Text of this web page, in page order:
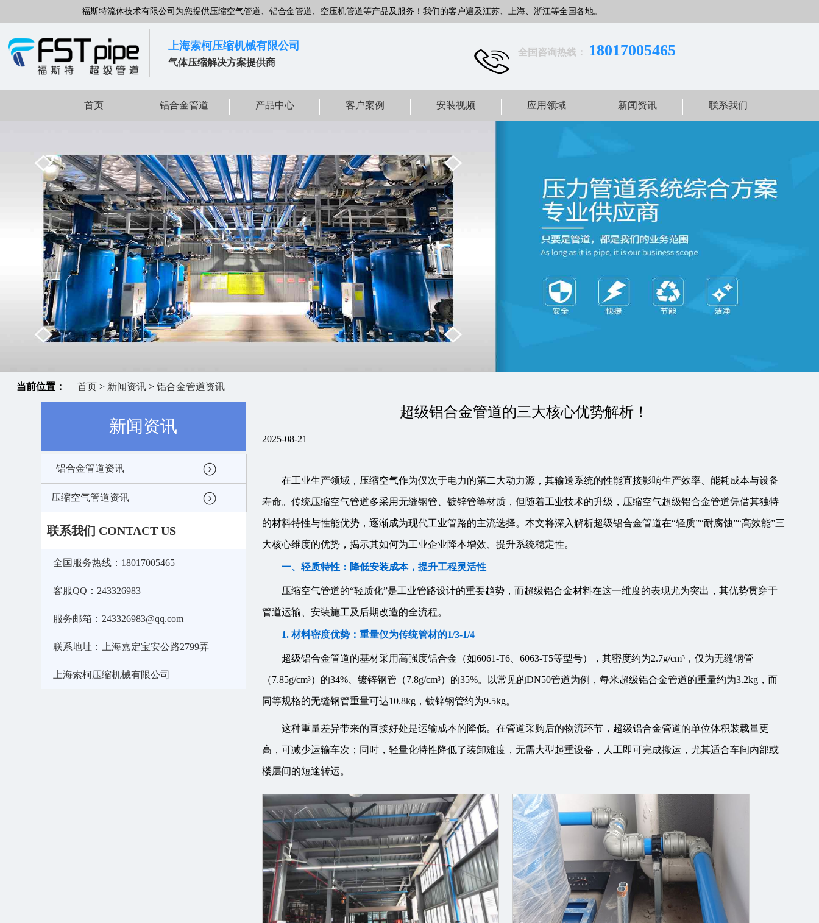
福斯特流体技术有限公司为您提供压缩空气管道、铝合金管道、空压机管道等产品及服务！我们的客户遍及江苏、上海、浙江等全国各地。
上海索柯压缩机械有限公司
气体压缩解决方案提供商
全国咨询热线： 18017005465
首页 铝合金管道 产品中心 客户案例 安装视频 应用领域 新闻资讯 联系我们
当前位置： 首页> 新闻资讯> 铝合金管道资讯
新闻资讯
铝合金管道资讯
压缩空气管道资讯
联系我们 CONTACT US
全国服务热线：18017005465
客服QQ：243326983
服务邮箱：243326983@qq.com
联系地址：上海嘉定宝安公路2799弄
上海索柯压缩机械有限公司
超级铝合金管道的三大核心优势解析！
2025-08-21
在工业生产领域，压缩空气作为仅次于电力的第二大动力源，其输送系统的性能直接影响生产效率、能耗成本与设备
寿命。传统压缩空气管道多采用无缝钢管、镀锌管等材质，但随着工业技术的升级，压缩空气超级铝合金管道凭借其独特
的材料特性与性能优势，逐渐成为现代工业管路的主流选择。本文将深入解析超级铝合金管道在“轻质”“耐腐蚀”“高效能”三
大核心维度的优势，揭示其如何为工业企业降本增效、提升系统稳定性。
一、轻质特性：降低安装成本，提升工程灵活性
压缩空气管道的“轻质化”是工业管路设计的重要趋势，而超级铝合金材料在这一维度的表现尤为突出，其优势贯穿于
管道运输、安装施工及后期改造的全流程。
1. 材料密度优势：重量仅为传统管材的1/3-1/4
超级铝合金管道的基材采用高强度铝合金（如6061-T6、6063-T5等型号），其密度约为2.7g/cm³，仅为无缝钢管
（7.85g/cm³）的34%、镀锌钢管（7.8g/cm³）的35%。以常见的DN50管道为例，每米超级铝合金管道的重量约为3.2kg，而
同等规格的无缝钢管重量可达10.8kg，镀锌钢管约为9.5kg。
这种重量差异带来的直接好处是运输成本的降低。在管道采购后的物流环节，超级铝合金管道的单位体积装载量更
高，可减少运输车次；同时，轻量化特性降低了装卸难度，无需大型起重设备，人工即可完成搬运，尤其适合车间内部或
楼层间的短途转运。